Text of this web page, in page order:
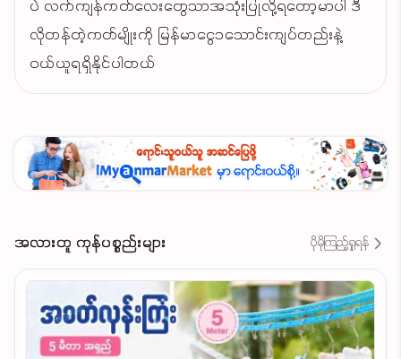
ပဲ လက်ကျန်ကတ်လေးတွေသာအသုံးပြုလို့ရတော့မာပါ ဒီ
လိုတန်တဲ့ကတ်မျိုးကို မြန်မာငွေ၁သောင်းကျပ်တည်းနဲ့
ဝယ်ယူရရှိနိုင်ပါတယ်
အလားတူ ကုန်ပစ္စည်းများ ပိုမိုကြည့်ရှုရန်